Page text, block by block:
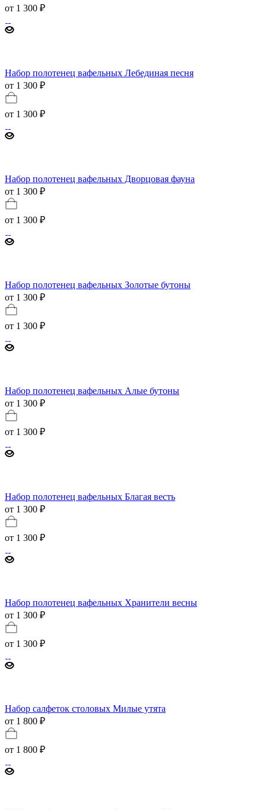
от 1 300 ₽
Набор полотенец вафельных Лебединая песня
от 1 300 ₽
от 1 300 ₽
Набор полотенец вафельных Дворцовая фауна
от 1 300 ₽
от 1 300 ₽
Набор полотенец вафельных Золотые бутоны
от 1 300 ₽
от 1 300 ₽
Набор полотенец вафельных Алые бутоны
от 1 300 ₽
от 1 300 ₽
Набор полотенец вафельных Благая весть
от 1 300 ₽
от 1 300 ₽
Набор полотенец вафельных Хранители весны
от 1 300 ₽
от 1 300 ₽
Набор салфеток столовых Милые утята
от 1 800 ₽
от 1 800 ₽